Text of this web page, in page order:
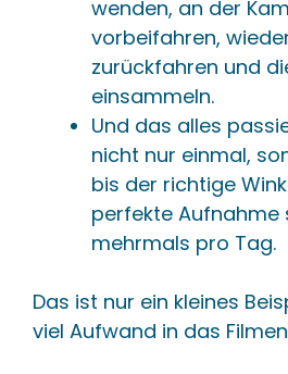
wenden, an der
vorbeifahren,
zurückfahren und
einsammeln.
Und das alles
nicht nur einmal,
bis der richtige
perfekte Aufnahme
mehrmals pro Tag.
Das ist nur ein kleines
viel Aufwand in das